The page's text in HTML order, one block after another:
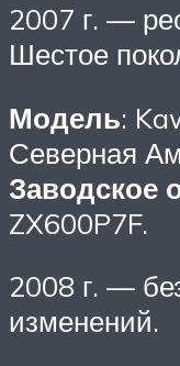
2007 г. —
Шестое
Модель:
Северная
Заводское
ZX600P7F.
2008 г. —
изменений.